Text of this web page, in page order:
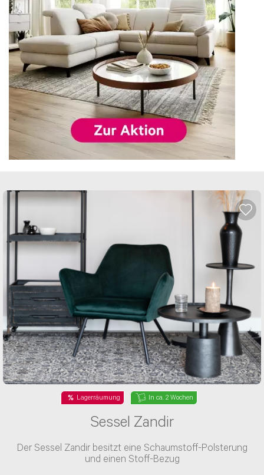
Lagerräumung In ca. 2 Wochen
Sessel Zandir
Der Sessel Zandir besitzt eine Schaumstoff-Polsterung
und einen Stoff-Bezug